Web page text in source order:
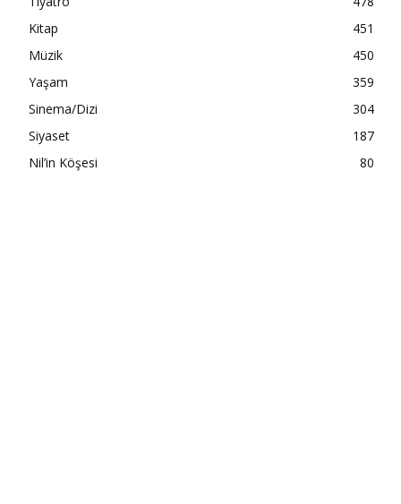
Kitap
451
Müzik
450
Yaşam
359
Sinema/Dizi
304
Siyaset
187
Nil’in Köşesi
80